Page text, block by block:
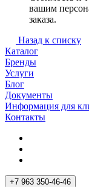
вашим
заказа.
Назад к списку
Каталог
Бренды
Услуги
Блог
Документы
Информация для
Контакты
+7 963 350-46-46